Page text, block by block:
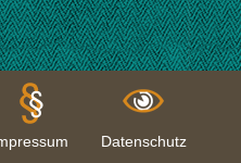
Datenschutz